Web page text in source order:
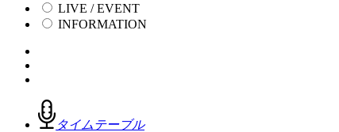
LIVE / EVENT
INFORMATION
タイムテーブル